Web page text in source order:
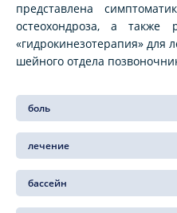
представлена
остеохондроза, а также
«гидрокинезотерапия» для
шейного отдела
боль
лечение
бассейн